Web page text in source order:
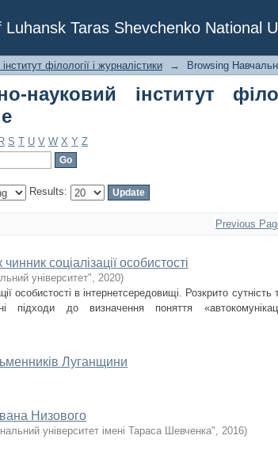
Taras Shevchenko National
інститут
філології і журналістики → Browsing
науковий інститут
R S T U V W X Y Z
Results:
Previous
соціалізації особистості
університет", 2020)
особистості в інтернетсередовищі. Розкрито сутність
підходи до визначення поняття
Луганщини
Низового
університет імені Тараса Шевченка", 2016)